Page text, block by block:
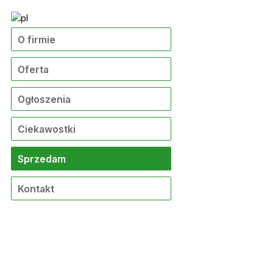
O firmie
Oferta
Ogłoszenia
Ciekawostki
Sprzedam
Kontakt